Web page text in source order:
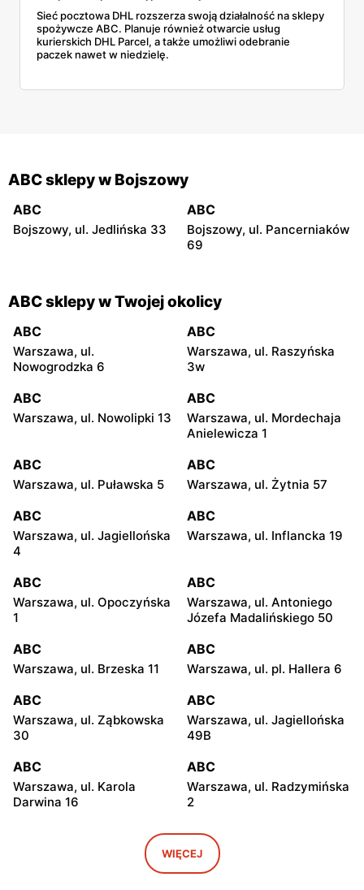
Sieć pocztowa DHL rozszerza swoją działalność na sklepy
spożywcze ABC. Planuje również otwarcie usług
kurierskich DHL Parcel, a także umożliwi odebranie
paczek nawet w niedzielę.
ABC sklepy w Bojszowy
ABC
Bojszowy, ul. Jedlińska 33
ABC
Bojszowy, ul. Pancerniaków
69
ABC sklepy w Twojej okolicy
ABC
Warszawa, ul.
Nowogrodzka 6
ABC
Warszawa, ul. Raszyńska
3w
ABC
Warszawa, ul. Nowolipki 13
ABC
Warszawa, ul. Mordechaja
Anielewicza 1
ABC
Warszawa, ul. Puławska 5
ABC
Warszawa, ul. Żytnia 57
ABC
Warszawa, ul. Jagiellońska
4
ABC
Warszawa, ul. Inflancka 19
ABC
Warszawa, ul. Opoczyńska
1
ABC
Warszawa, ul. Antoniego
Józefa Madalińskiego 50
ABC
Warszawa, ul. Brzeska 11
ABC
Warszawa, ul. pl. Hallera 6
ABC
Warszawa, ul. Ząbkowska
30
ABC
Warszawa, ul. Jagiellońska
49B
ABC
Warszawa, ul. Karola
Darwina 16
ABC
Warszawa, ul. Radzymińska
2
ABC
Warszawa, ul. Białostocka
9
WIĘCEJ